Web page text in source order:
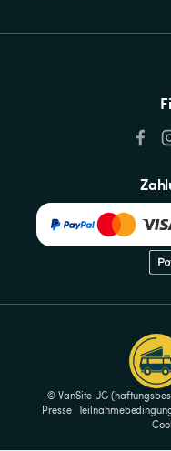
© VanSite UG
Presse